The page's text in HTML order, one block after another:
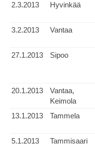
2.3.2013
Hyvinkää
3.2.2013 Vantaa
27.1.2013
Sipoo
20.1.2013
Vantaa,
Keimola
13.1.2013
Tammela
5.1.2013
Tammisaari